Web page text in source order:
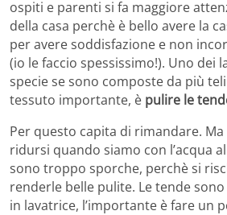
ospiti e parenti si fa maggiore
della casa perchè è bello avere la
per avere soddisfazione e non
(io le faccio spessissimo!). Uno dei
specie se sono composte da più
tessuto importante, è pulire le
Per questo capita di rimandare.
ridursi quando siamo con l’acqua
sono troppo sporche, perchè si
renderle belle pulite. Le tende
in lavatrice, l’importante è fare un